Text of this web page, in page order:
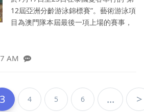
12屆亞洲分齡游泳錦標賽”。藝術游泳項
目為澳門隊本屆最後一項上場的賽事，
AM
3 4 5 6 ... >